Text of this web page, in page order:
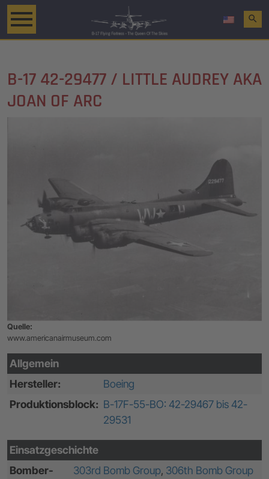
search
B-17 42-29477 / LITTLE AUDREY AKA
JOAN OF ARC
Quelle:
www.americanairmuseum.com
Allgemein
Hersteller:
Boeing
Produktionsblock: B-17F-55-BO: 42-29467 bis 42-
29531
Einsatzgeschichte
Bomber-
303rd Bomb Group, 306th Bomb Group